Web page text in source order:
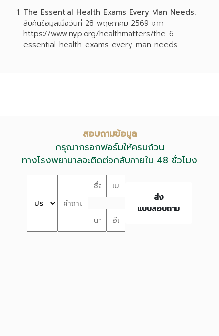
The Essential Health Exams Every Man Needs.
สืบค้นข้อมูลเมื่อวันที่ 28 พฤษภาคม 2569 จาก
https://www.nyp.org/healthmatters/the-6-
essential-health-exams-every-man-needs
สอบถามข้อมูล
กรุณากรอกฟอร์มให้ครบถ้วน
ทางโรงพยาบาลจะติดต่อกลับภายใน 48 ชั่วโมง
ส่ง
แบบสอบถาม